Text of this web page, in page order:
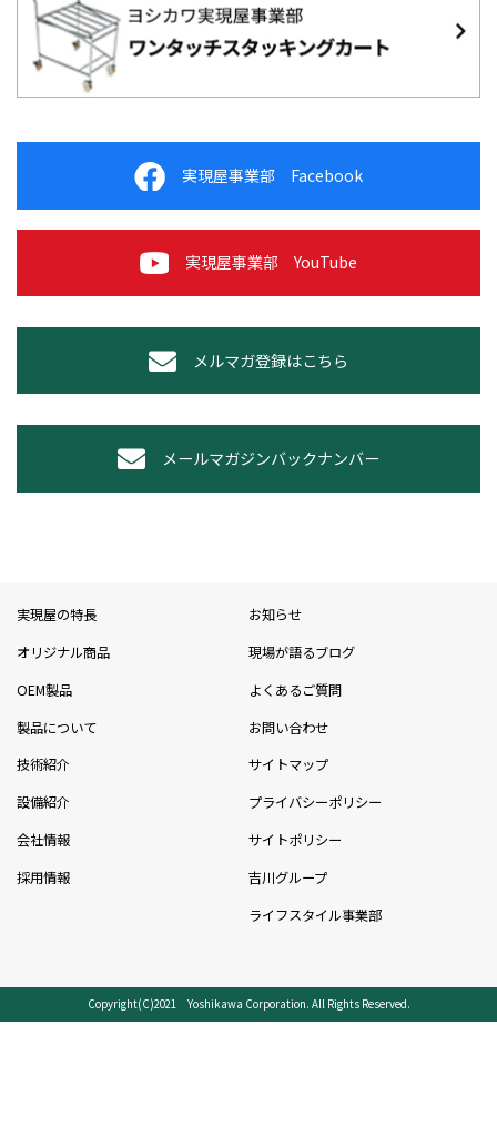
実現屋事業部 Facebook
実現屋事業部 YouTube
メルマガ登録はこちら
メールマガジンバックナンバー
実現屋の特長
オリジナル商品
OEM製品
製品について
技術紹介
設備紹介
会社情報
採用情報
お知らせ
現場が語るブログ
よくあるご質問
お問い合わせ
サイトマップ
プライバシーポリシー
サイトポリシー
吉川グループ
ライフスタイル事業部
Copyright(C)2021 Yoshikawa Corporation. All Rights Reserved.